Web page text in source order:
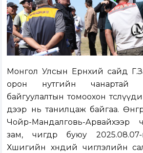
Монгол Улсын Ерөнхий сайд
орон нутгийн чанартай
байгуулалтын томоохон
дээр нь танилцаж байгаа.
Чойр-Мандалговь-Арвайхээр
зам, өчигдөр буюу
Хөшигийн хөндий чиглэлийн